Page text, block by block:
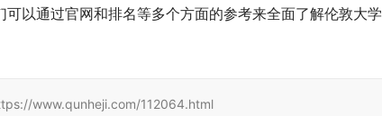
以通过官网和排名等多个方面的参考来全面了解伦敦大学
www.qunheji.com/112064.html